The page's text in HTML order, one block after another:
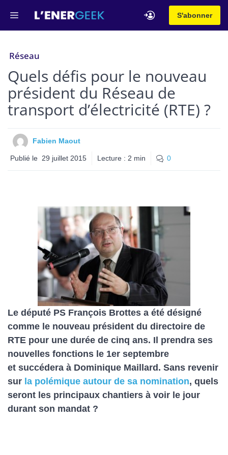
contenu
S'abonner
Menu
Réseau
Quels défis pour le nouveau
président du Réseau de
transport d’électricité (RTE) ?
Fabien Maout
Publié le 29 juillet 2015 Lecture : 2 min 0
Le député PS François Brottes a été désigné
comme le nouveau président du directoire de
RTE pour une durée de cinq ans. Il prendra ses
nouvelles fonctions le 1er septembre
et succédera à Dominique Maillard. Sans revenir
sur la polémique autour de sa nomination, quels
seront les principaux chantiers à voir le jour
durant son mandat ?